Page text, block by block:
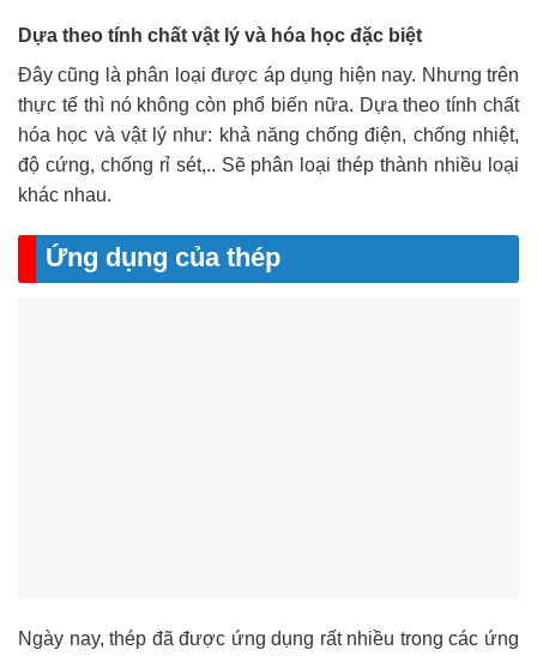
Dựa theo tính chất vật lý và hóa học đặc biệt
Đây cũng là phân loại được áp dụng hiện nay. Nhưng trên
thực tế thì nó không còn phổ biến nữa. Dựa theo tính chất
hóa học và vật lý như: khả năng chống điện, chống nhiệt,
độ cứng, chống rỉ sét,.. Sẽ phân loại thép thành nhiều loại
khác nhau.
Ứng dụng của thép
Ngày nay, thép đã được ứng dụng rất nhiều trong các ứng